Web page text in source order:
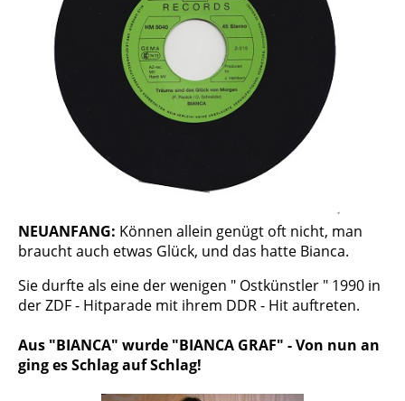
NEUANFANG: Können allein genügt oft nicht, man
braucht auch etwas Glück, und das hatte Bianca.
Sie durfte als eine der wenigen " Ostkünstler " 1990 in
der ZDF - Hitparade mit ihrem DDR - Hit auftreten.
Aus "BIANCA" wurde "BIANCA GRAF" - Von nun an
ging es Schlag auf Schlag!